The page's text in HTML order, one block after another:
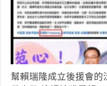
幫賴瑞隆成立後援會的